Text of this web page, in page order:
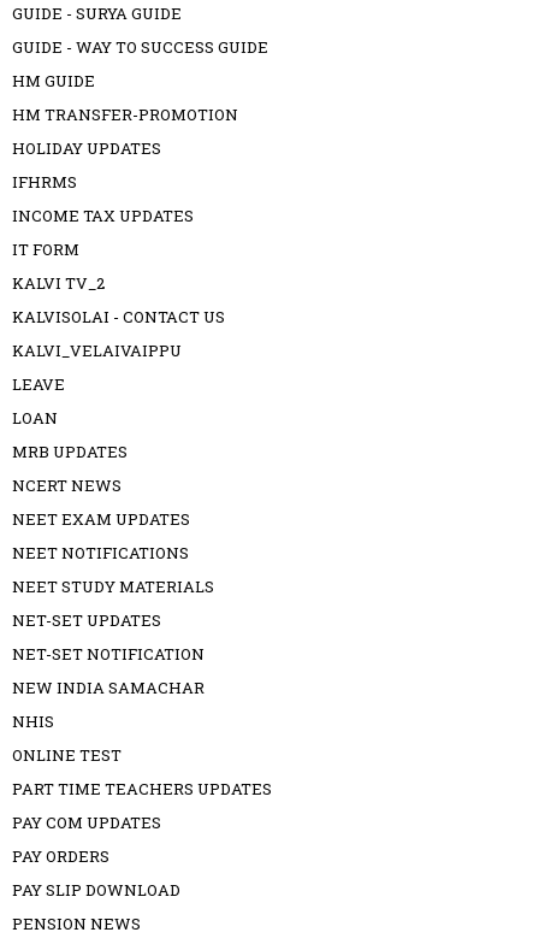
GUIDE - SURYA GUIDE
GUIDE - WAY TO SUCCESS GUIDE
HM GUIDE
HM TRANSFER-PROMOTION
HOLIDAY UPDATES
IFHRMS
INCOME TAX UPDATES
IT FORM
KALVI TV_2
KALVISOLAI - CONTACT US
KALVI_VELAIVAIPPU
LEAVE
LOAN
MRB UPDATES
NCERT NEWS
NEET EXAM UPDATES
NEET NOTIFICATIONS
NEET STUDY MATERIALS
NET-SET UPDATES
NET-SET NOTIFICATION
NEW INDIA SAMACHAR
NHIS
ONLINE TEST
PART TIME TEACHERS UPDATES
PAY COM UPDATES
PAY ORDERS
PAY SLIP DOWNLOAD
PENSION NEWS